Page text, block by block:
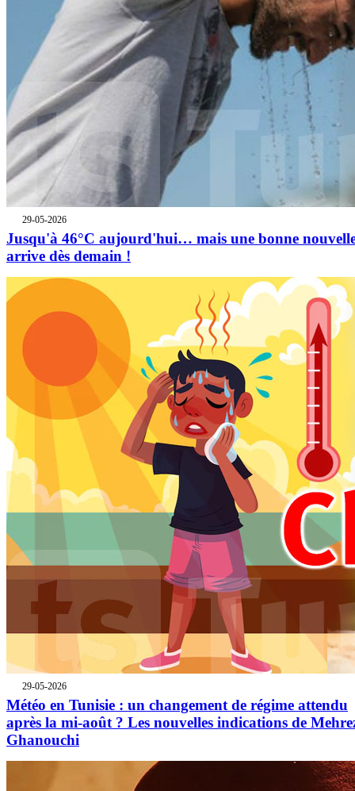
29-05-2026
Jusqu'à 46°C aujourd'hui… mais une bonne
arrive dès demain !
29-05-2026
Météo en Tunisie : un changement de régime attendu
après la mi-août ? Les nouvelles indications de
Ghanouchi